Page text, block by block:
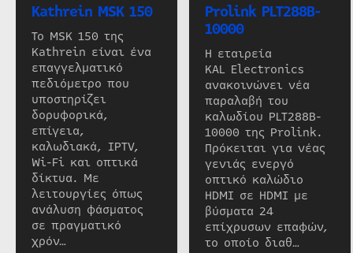
Kathrein MSK 150
Το MSK 150 της
Kathrein είναι ένα
επαγγελματικό
πεδιόμετρο που
υποστηρίζει
δορυφορικά,
επίγεια,
καλωδιακά, IPTV,
Wi-Fi και οπτικά
δίκτυα. Με
λειτουργίες όπως
ανάλυση φάσματος
σε πραγματικό
χρόν…
Prolink PLT288B-
10000
Η εταιρεία
KAL Electronics
ανακοινώνει νέα
παραλαβή του
καλωδίου PLT288B-
10000 της Prolink.
Πρόκειται για νέας
γενιάς ενεργό
οπτικό καλώδιο
HDMI σε HDMI με
βύσματα 24
επίχρυσων επαφών,
το οποίο διαθ…